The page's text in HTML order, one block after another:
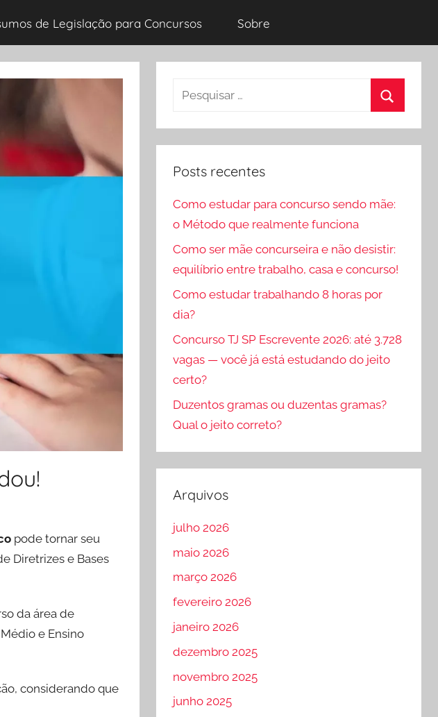
de Legislação para Concursos Sobre
pode tornar seu
Diretrizes e Bases
da área de
e Ensino
considerando que
Pesquisar
Posts recentes
Como estudar para concurso sendo mãe:
o Método que realmente funciona
Como ser mãe concurseira e não desistir:
equilíbrio entre trabalho, casa e concurso!
Como estudar trabalhando 8 horas por
dia?
Concurso TJ SP Escrevente 2026: até 3.728
vagas — você já está estudando do jeito
certo?
Duzentos gramas ou duzentas gramas?
Qual o jeito correto?
Arquivos
julho 2026
maio 2026
março 2026
fevereiro 2026
janeiro 2026
dezembro 2025
novembro 2025
junho 2025